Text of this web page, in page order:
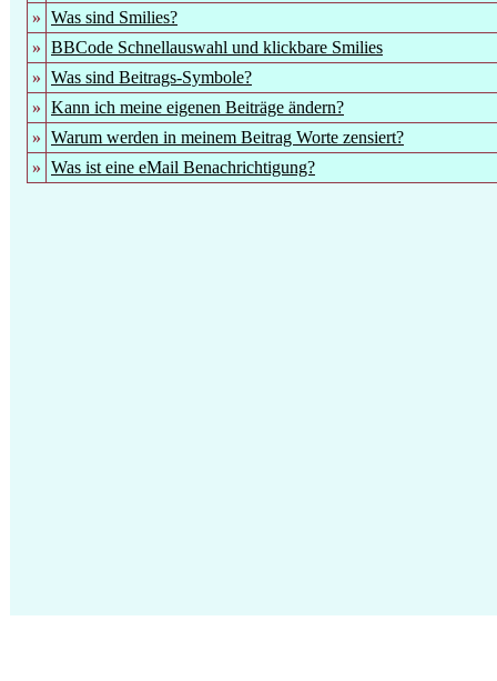
» Was sind Smilies?
» BBCode Schnellauswahl und klickbare Smilies
» Was sind Beitrags-Symbole?
» Kann ich meine eigenen Beiträge ändern?
» Warum werden in meinem Beitrag Worte zensiert?
» Was ist eine eMail Benachrichtigung?